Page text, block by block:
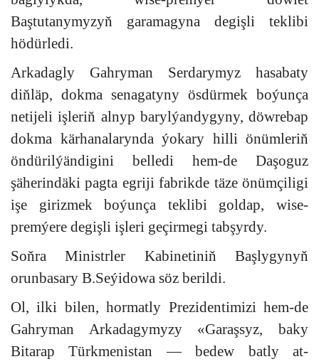
Baştutanymyzyň garamagyna degişli teklibi
hödürledi.
Arkadagly Gahryman Serdarymyz hasabaty
diňläp, dokma senagatyny ösdürmek boýunça
netijeli işleriň alnyp barylýandygyny, döwrebap
dokma kärhanalarynda ýokary hilli önümleriň
öndürilýändigini belledi hem-de Daşoguz
şäherindäki pagta egriji fabrikde täze önümçiligi
işe girizmek boýunça teklibi goldap, wise-
premýere degişli işleri geçirmegi tabşyrdy.
Soňra Ministrler Kabinetiniň Başlygynyň
orunbasary B.Seýidowa söz berildi.
Ol, ilki bilen, hormatly Prezidentimizi hem-de
Gahryman Arkadagymyzy «Garaşsyz, baky
Bitarap Türkmenistan — bedew batly at-